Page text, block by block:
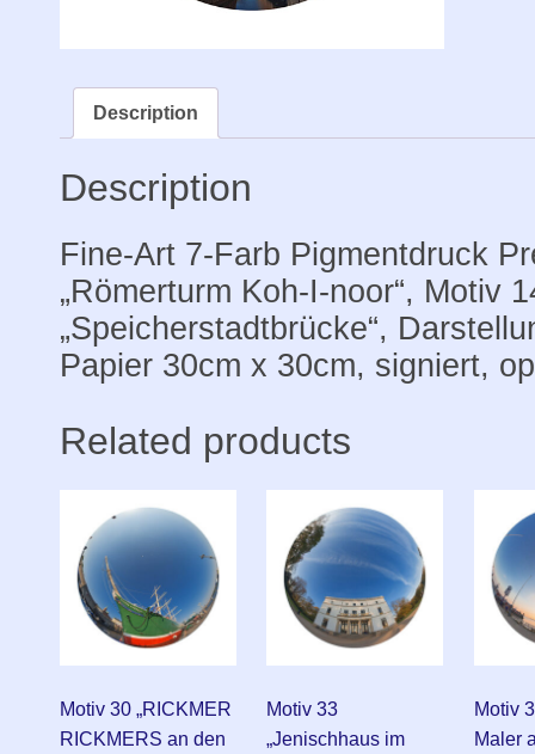
Description
Description
Fine-Art 7-Farb Pigmentdruck
„Römerturm Koh-I-noor“, Motiv
„Speicherstadtbrücke“,
Papier 30cm x 30cm, signiert,
Related products
Motiv 30 „RICKMER
RICKMERS an den
Motiv 33
„Jenischhaus im
Motiv
Maler